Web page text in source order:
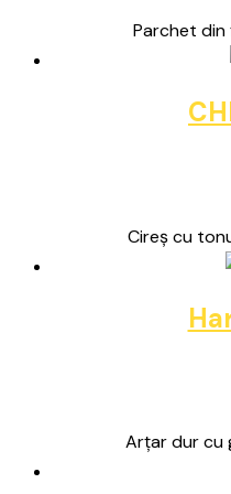
Parchet din
Cireș cu
Arțar dur cu